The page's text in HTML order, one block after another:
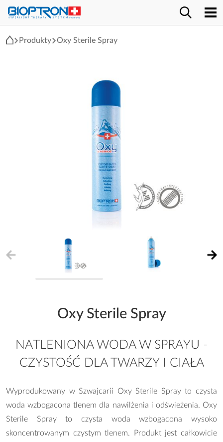
Produkty Oxy Sterile Spray
Oxy Sterile Spray
NATLENIONA WODA W SPRAYU -
CZYSTOŚĆ DLA TWARZY I CIAŁA
Wyprodukowany w Szwajcarii Oxy Sterile Spray to czysta
woda wzbogacona tlenem dla nawilżenia i odświeżenia. Oxy
Sterile Spray to czysta woda wzbogacona wysoko
skoncentrowanym czystym tlenem. Produkt jest całkowicie